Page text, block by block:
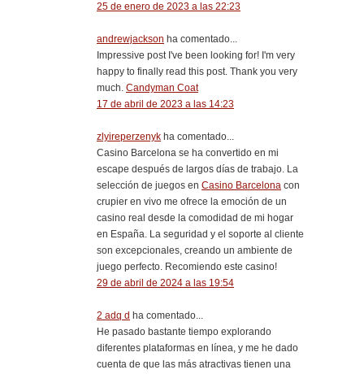
25 de enero de 2023 a las 22:23
andrewjackson ha comentado...
Impressive post I've been looking for! I'm very
happy to finally read this post. Thank you very
much. Candyman Coat
17 de abril de 2023 a las 14:23
zlyireperzenyk ha comentado...
Casino Barcelona se ha convertido en mi
escape después de largos días de trabajo. La
selección de juegos en Casino Barcelona con
crupier en vivo me ofrece la emoción de un
casino real desde la comodidad de mi hogar
en España. La seguridad y el soporte al cliente
son excepcionales, creando un ambiente de
juego perfecto. Recomiendo este casino!
29 de abril de 2024 a las 19:54
2 adq d ha comentado...
He pasado bastante tiempo explorando
diferentes plataformas en línea, y me he dado
cuenta de que las más atractivas tienen una